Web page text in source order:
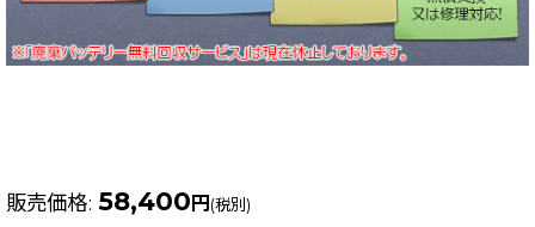
販売価格: 58,400円(税別)